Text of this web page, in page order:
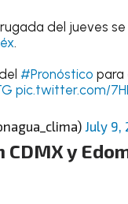
del jueves
.
#Pronóstico para
pic.twitter.com/
July 9,
y